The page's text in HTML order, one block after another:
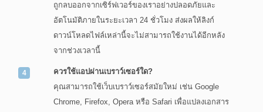
ถูกลบออกจากเซิร์ฟเวอร์ของเราอย่างปลอดภัยและ
อัตโนมัติภายในระยะเวลา 24 ชั่วโมง ส่งผลให้ลิงก์
ดาวน์โหลดไฟล์เหล่านี้จะไม่สามารถใช้งานได้อีกหลัง
จากช่วงเวลานี้
ควรใช้แอปผ่านเบราว์เซอร์ใด?
คุณสามารถใช้เว็บเบราว์เซอร์สมัยใหม่ เช่น Google
Chrome, Firefox, Opera หรือ Safari เพื่อแปลงเอกสาร